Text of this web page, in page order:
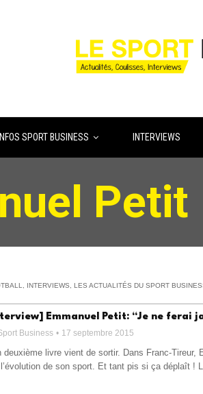
SPORT BUSINESS INTERVIEWS
Petit
INTERVIEWS LES ACTUALITÉS DU SPORT
Emmanuel Petit: “Je ne ferai
Business 17 septembre 2015
deuxième livre vient de sortir. Dans Franc-
de son sport. Et tant pis si ça déplaît !